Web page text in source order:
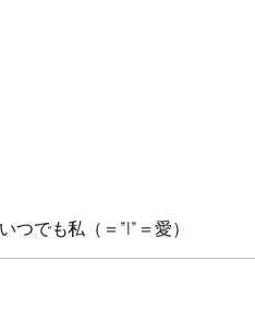
でも私（＝”I”＝愛）